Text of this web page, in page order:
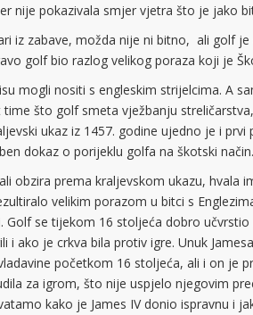
nije pokazivala smjer vjetra što je jako
iz zabave, možda nije ni bitno, ali golf
golf bio razlog velikog poraza koji je
mogli nositi s engleskim strijelcima. A
što golf smeta vježbanju
ukaz iz 1457. godine ujedno je i
dokaz o porijeklu golfa na škotski način.
obzira prema kraljevskom ukazu,
velikim porazom u bitci s
Golf se tijekom 16 stoljeća dobro
i ako je crkva bila protiv igre. Unuk
početkom 16 stoljeća, ali i on je
za igrom, što nije uspjelo njegovim
kako je James IV donio ispravnu i